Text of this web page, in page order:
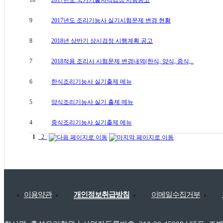
9 2017년도 조리기능사 실기시험문제 변경 현황
8 2018년 상반기 상시검정 시행계획 공고
7 2018적용 조리사 시험문제 변경내역(한식, 양식, 중식,..
6 한식조리기능사 실기출제 메뉴
5 양식조리기능사 실기 출제 메뉴
4 중식조리기능사 실기출제 메뉴
1 2
이용약관 개인정보취급방침 이메일수집거부